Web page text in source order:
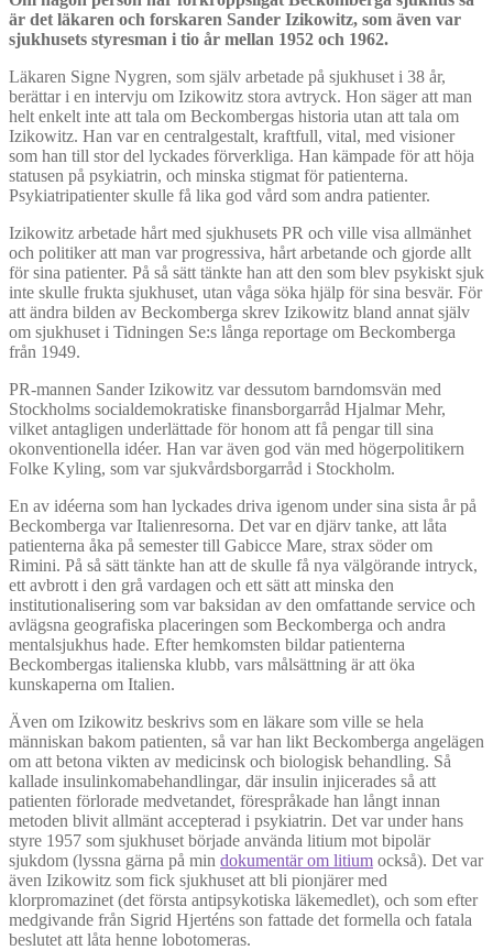
är det läkaren och forskaren Sander Izikowitz, som även var
sjukhusets styresman i tio år mellan 1952 och 1962.
Läkaren Signe Nygren, som själv arbetade på sjukhuset i 38 år,
berättar i en intervju om Izikowitz stora avtryck. Hon säger att man
helt enkelt inte att tala om Beckombergas historia utan att tala om
Izikowitz. Han var en centralgestalt, kraftfull, vital, med visioner
som han till stor del lyckades förverkliga. Han kämpade för att höja
statusen på psykiatrin, och minska stigmat för patienterna.
Psykiatripatienter skulle få lika god vård som andra patienter.
Izikowitz arbetade hårt med sjukhusets PR och ville visa allmänhet
och politiker att man var progressiva, hårt arbetande och gjorde allt
för sina patienter. På så sätt tänkte han att den som blev psykiskt sjuk
inte skulle frukta sjukhuset, utan våga söka hjälp för sina besvär. För
att ändra bilden av Beckomberga skrev Izikowitz bland annat själv
om sjukhuset i Tidningen Se:s långa reportage om Beckomberga
från 1949.
PR-mannen Sander Izikowitz var dessutom barndomsvän med
Stockholms socialdemokratiske finansborgarråd Hjalmar Mehr,
vilket antagligen underlättade för honom att få pengar till sina
okonventionella idéer. Han var även god vän med högerpolitikern
Folke Kyling, som var sjukvårdsborgarråd i Stockholm.
En av idéerna som han lyckades driva igenom under sina sista år på
Beckomberga var Italienresorna. Det var en djärv tanke, att låta
patienterna åka på semester till Gabicce Mare, strax söder om
Rimini. På så sätt tänkte han att de skulle få nya välgörande intryck,
ett avbrott i den grå vardagen och ett sätt att minska den
institutionalisering som var baksidan av den omfattande service och
avlägsna geografiska placeringen som Beckomberga och andra
mentalsjukhus hade. Efter hemkomsten bildar patienterna
Beckombergas italienska klubb, vars målsättning är att öka
kunskaperna om Italien.
Även om Izikowitz beskrivs som en läkare som ville se hela
människan bakom patienten, så var han likt Beckomberga angelägen
om att betona vikten av medicinsk och biologisk behandling. Så
kallade insulinkomabehandlingar, där insulin injicerades så att
patienten förlorade medvetandet, förespråkade han långt innan
metoden blivit allmänt accepterad i psykiatrin. Det var under hans
styre 1957 som sjukhuset började använda litium mot bipolär
sjukdom (lyssna gärna på min dokumentär om litium också). Det var
även Izikowitz som fick sjukhuset att bli pionjärer med
klorpromazinet (det första antipsykotiska läkemedlet), och som efter
medgivande från Sigrid Hjerténs son fattade det formella och fatala
beslutet att låta henne lobotomeras.